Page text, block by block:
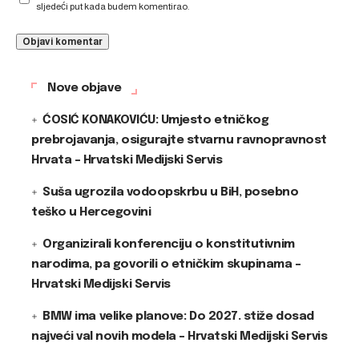
sljedeći put kada budem komentirao.
Nove objave
ĆOSIĆ KONAKOVIĆU: Umjesto etničkog
prebrojavanja, osigurajte stvarnu ravnopravnost
Hrvata – Hrvatski Medijski Servis
Suša ugrozila vodoopskrbu u BiH, posebno
teško u Hercegovini
Organizirali konferenciju o konstitutivnim
narodima, pa govorili o etničkim skupinama –
Hrvatski Medijski Servis
BMW ima velike planove: Do 2027. stiže dosad
najveći val novih modela – Hrvatski Medijski Servis